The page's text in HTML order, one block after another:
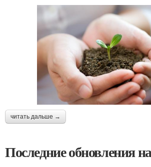
читать дальше →
Последние обновления